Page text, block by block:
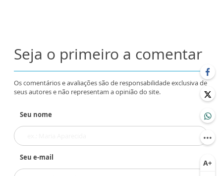
Seja o primeiro a comentar
Os comentários e avaliações são de responsabilidade exclusiva de
seus autores e não representam a opinião do site.
Seu nome
Seu e-mail